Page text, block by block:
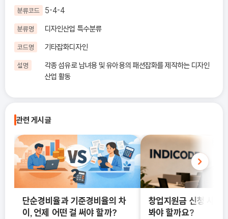
분류코드 5-4-4
분류명 디자인산업 특수분류
코드명 기타잡화디자인
설명
각종 섬유로 남녀용 및 유아용의 패션잡화를 제작하는 디자인
산업 활동
관련 게시글
단순경비율과 기준경비율의 차
이, 언제 어떤 걸 써야 할까?
창업지원금 신청 사이
봐야 할까요?